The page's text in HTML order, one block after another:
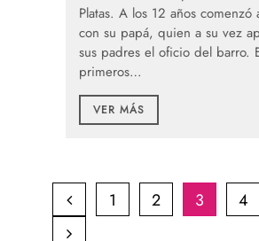
Platas. A los 12 años comenzó
con su papá, quien a su vez
sus padres el oficio del barro.
primeros…
VER MÁS
1 2 3 4